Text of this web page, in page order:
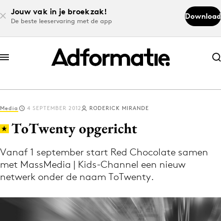
Jouw vak in je broekzak!
De beste leeservaring met de app
Download
Abonneer nu
Abonneer nu
Log in
Download de app
Volg het laatste nieuws via de Adformatie
Nieuws app
Media 4 SEPTEMBER 2012 RODERICK MIRANDE
ToTwenty opgericht
Vanaf 1 september start Red Chocolate samen
met MassMedia | Kids-Channel een nieuw
netwerk onder de naam ToTwenty.